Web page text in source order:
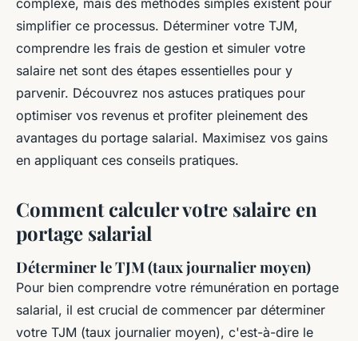
simplifier ce processus. Déterminer votre TJM,
comprendre les frais de gestion et simuler votre
salaire net sont des étapes essentielles pour y
parvenir. Découvrez nos astuces pratiques pour
optimiser vos revenus et profiter pleinement des
avantages du portage salarial. Maximisez vos gains
en appliquant ces conseils pratiques.
Comment calculer votre salaire en
portage salarial
Déterminer le TJM (taux journalier moyen)
Pour bien comprendre votre rémunération en portage
salarial, il est crucial de commencer par déterminer
votre TJM (taux journalier moyen), c'est-à-dire le